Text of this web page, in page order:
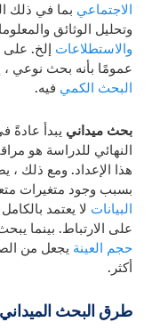
الاجتماعي بما في ذلك
وتحليل الوثائق
والاستطلاعات إلخ.
عمومًا بأنه بحث نوعي ،
البحث الكمي فيه.
بحث ميداني يبدأ عادةً
النهائي للدراسة هو
هذا الإعداد. ومع ذلك
بسبب وجود متغيرات
البيانات لا يعتمد
على الارتباط. بينما
حجم العينة يجعل من
أكثر.
طرق البحث الميداني